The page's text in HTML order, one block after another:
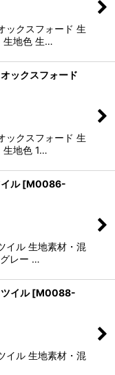
クスフォード 生
生地色 生…
クスフォード
クスフォード 生
生地色 1…
ル [M0086-
ル 生地素材・混
レー …
イル [M0088-
ル 生地素材・混